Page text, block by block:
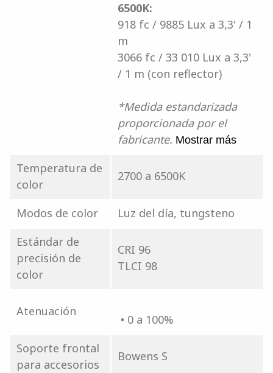
6500K:
918 fc / 9885 Lux a 3,3' / 1
m
3066 fc / 33 010 Lux a 3,3'
/ 1 m (con reflector)
*Medida estandarizada
proporcionada por el
fabricante. Mostrar más
Temperatura de
color
2700 a 6500K
Modos de color
Luz del día, tungsteno
Estándar de
precisión de
color
CRI 96
TLCI 98
Atenuación
• 0 a 100%
Soporte frontal
para accesorios
Bowens S